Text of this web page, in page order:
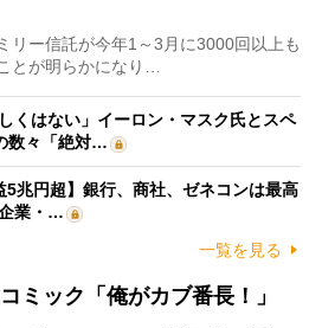
ー信託が今年1～3月に3000回以上も
とが明らかになり…
くはない」イーロン・マスク氏とスペ
数々「絶対…
5兆円超】銀行、商社、ゼネコンは最高
業・…
一覧を見る
ミック「俺がカブ番長！」